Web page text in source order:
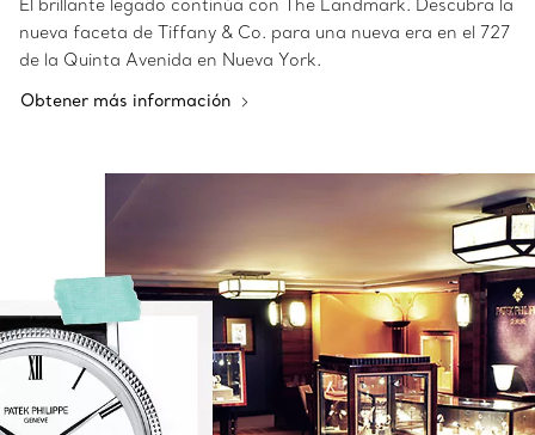
El brillante legado continúa con The Landmark. Descubra la
nueva faceta de Tiffany & Co. para una nueva era en el 727
de la Quinta Avenida en Nueva York.
Obtener más información